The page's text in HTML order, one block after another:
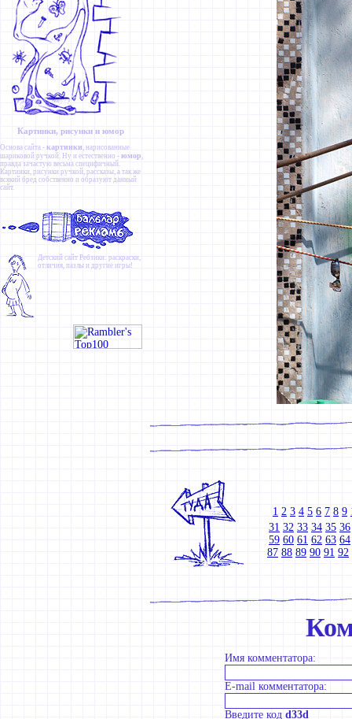
Картинки, рисунки и юмор
Основа сайта - картинки , нарисованные
шариковой ручкой. Ну и естественно - юмор ,
правда зачастую весьма специфичный.
Картинки, рисунки ручкой, рассказы, а так же
всякий бред собственно и образуют данный
сайт.
Детский сайт Ребзики: раскраски,
отличия, пазлы и другие игры!
1 2 3 4 5 6 7 8 9
31 32 33 34 35 36
59 60 61 62 63 64
87 88 89 90 91 92
Имя комментатора:
E-mail комментатора:
Введите код d33d